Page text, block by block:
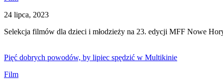
24 lipca, 2023
Selekcja filmów dla dzieci i młodzieży na 23. edycji MFF Nowe
Pięć dobrych powodów, by lipiec spędzić w Multikinie
Film